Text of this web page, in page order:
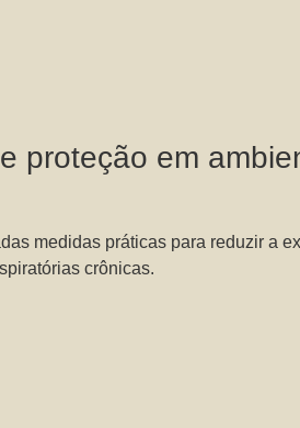
proteção em
medidas práticas para reduzir a
crônicas.